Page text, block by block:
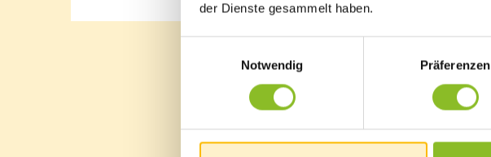
der Dienste gesammelt haben.
Notwendig
Präferenzen